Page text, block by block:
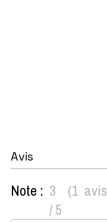
Avis
Note : 3
/ 5
(1 avis